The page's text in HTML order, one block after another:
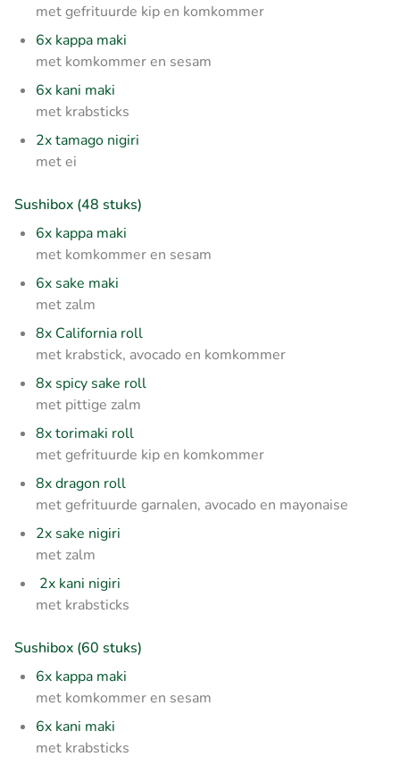
met gefrituurde kip en komkommer
6x kappa maki
met komkommer en sesam
6x kani maki
met krabsticks
2x tamago nigiri
met ei
Sushibox (48 stuks)
6x kappa maki
met komkommer en sesam
6x sake maki
met zalm
8x California roll
met krabstick, avocado en komkommer
8x spicy sake roll
met pittige zalm
8x torimaki roll
met gefrituurde kip en komkommer
8x dragon roll
met gefrituurde garnalen, avocado en mayonaise
2x sake nigiri
met zalm
2x kani nigiri
met krabsticks
Sushibox (60 stuks)
6x kappa maki
met komkommer en sesam
6x kani maki
met krabsticks